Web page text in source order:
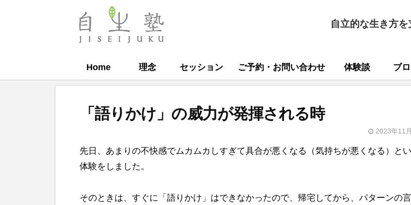
自
自立的な生き方
Home 理念 セッション ご予約・お問い合わせ 体験談 ブ
「語りかけ」の威力が発揮される時
2023年11
自
塾
先日、あまりの不快感でムカムカしすぎて具合が悪くなる（気持ちが悪くなる）と
体験をしました。
そのときは、すぐに「語りかけ」はできなかったので、帰宅してから、パターンの